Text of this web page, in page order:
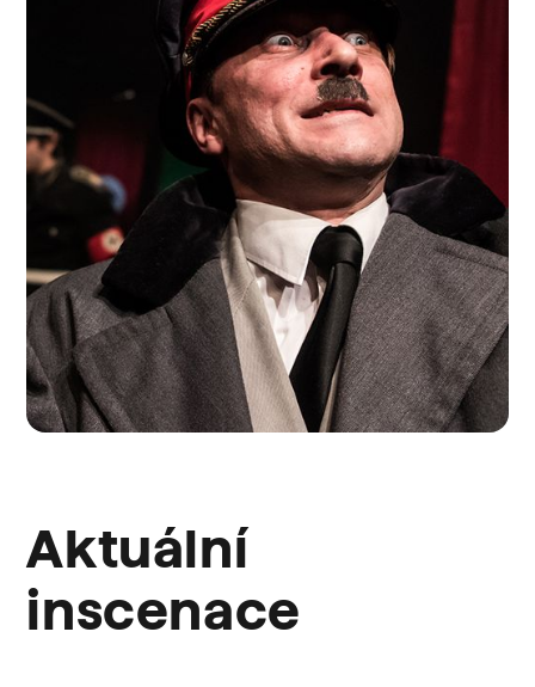
Aktuální
inscenace